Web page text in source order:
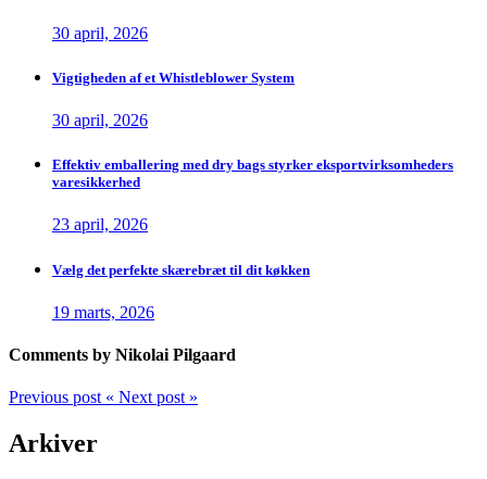
30 april, 2026
Vigtigheden af et Whistleblower System
30 april, 2026
Effektiv emballering med dry bags styrker eksportvirksomheders
varesikkerhed
23 april, 2026
Vælg det perfekte skærebræt til dit køkken
19 marts, 2026
Comments by Nikolai Pilgaard
Previous post « Next post »
Arkiver